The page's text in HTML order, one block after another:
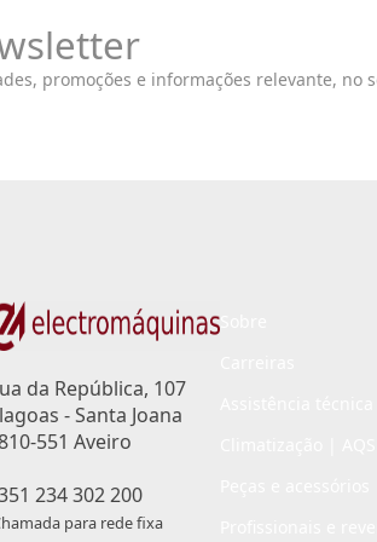
promoções e informações relevante, no
da República, 107
- Santa Joana
551 Aveiro
234 302 200
para rede fixa